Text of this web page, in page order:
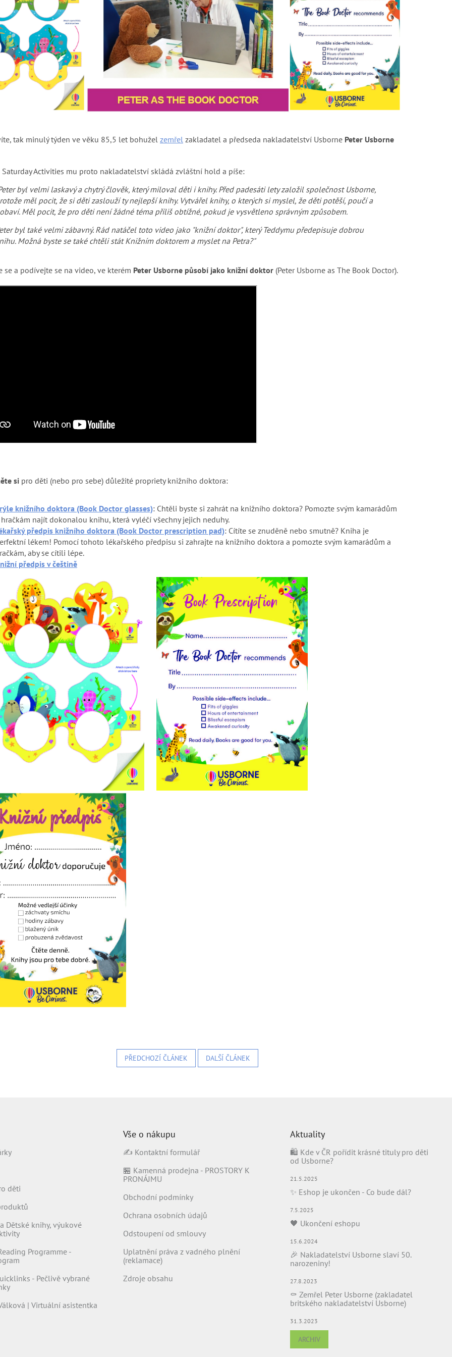
tak minulý týden ve věku 85,5 let bohužel zemřel zakladatel a předseda nakladatelství Usborne Peter Usborne
Saturday Activities mu proto nakladatelství skládá zvláštní hold a píše:
byl velmi laskavý a chytrý člověk, který miloval děti i knihy. Před padesáti lety založil společnost Usborne,
měl pocit, že si děti zaslouží ty nejlepší knihy. Vytvářel knihy, o kterých si myslel, že děti potěší, poučí a
Měl pocit, že pro děti není žádné téma příliš obtížné, pokud je vysvětleno správným způsobem.
byl také velmi zábavný. Rád natáčel toto video jako "knižní doktor", který Teddymu předepisuje dobrou
Možná byste se také chtěli stát Knižním doktorem a myslet na Petra?"
se a podívejte se na video, ve kterém Peter Usborne působí jako knižní doktor (Peter Usborne as The Book Doctor).
si pro děti (nebo pro sebe) důležité propriety knižního doktora:
knižního doktora (Book Doctor glasses): Chtěli byste si zahrát na knižního doktora? Pomozte svým kamarádům
najít dokonalou knihu, která vyléčí všechny jejich neduhy.
předpis knižního doktora (Book Doctor prescription pad): Cítíte se znuděně nebo smutně? Kniha je
lékem! Pomocí tohoto lékařského předpisu si zahrajte na knižního doktora a pomozte svým kamarádům a
aby se cítili lépe.
předpis v češtině
PŘEDCHOZÍ ČLÁNEK DALŠÍ ČLÁNEK
děti
Dětské knihy, výukové
Programme -
- Pečlivě vybrané
| Virtuální asistentka
Vše o nákupu
✍️ Kontaktní formulář
🏪 Kamenná prodejna - PROSTORY K
PRONÁJMU
Obchodní podmínky
Ochrana osobních údajů
Odstoupení od smlouvy
Uplatnění práva z vadného plnění
(reklamace)
Zdroje obsahu
Aktuality
🛍️ Kde v ČR pořídit krásné tituly pro děti
od Usborne?
21.5.2025
✨ Eshop je ukončen - Co bude dál?
7.5.2025
🖤 Ukončení eshopu
15.6.2024
🎉 Nakladatelství Usborne slaví 50.
narozeniny!
27.8.2023
⚰️ Zemřel Peter Usborne (zakladatel
britského nakladatelství Usborne)
31.3.2023
ARCHIV